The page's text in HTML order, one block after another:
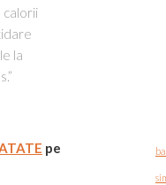
calorii
la
pe